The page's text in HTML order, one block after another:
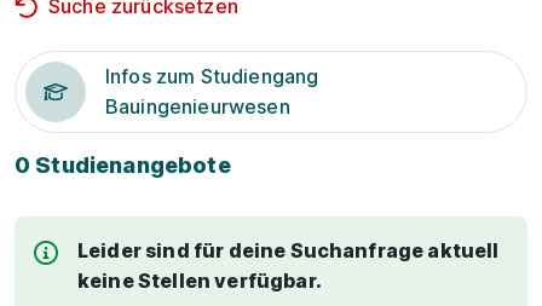
Suche zurücksetzen
Infos zum Studiengang
Bauingenieurwesen
0 Studienangebote
Leider sind für deine Suchanfrage aktuell
keine Stellen verfügbar.